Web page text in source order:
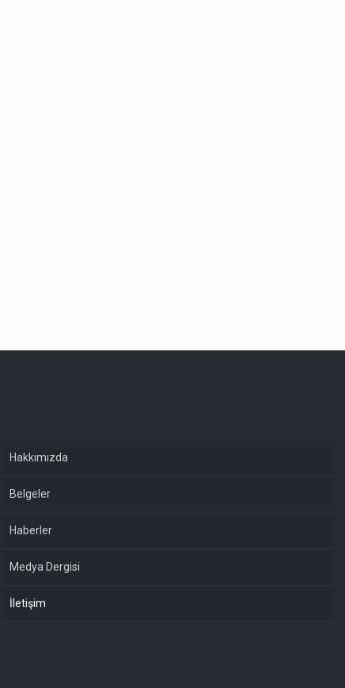
Hakkımızda
Belgeler
Haberler
Medya Dergisi
İletişim